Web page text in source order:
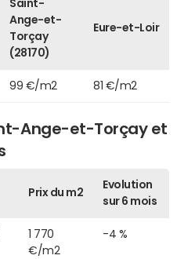
Saint-
Ange-et-
Torçay
(28170)
Eure-et-Loir
99 €/m2 81 €/m2
Ange-et-Torçay et
Prix du m2
Evolution
sur 6 mois
1 770
€/m2
-4 %